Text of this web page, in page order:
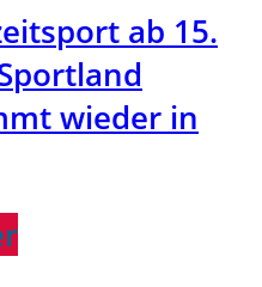
ab 15.
wieder in